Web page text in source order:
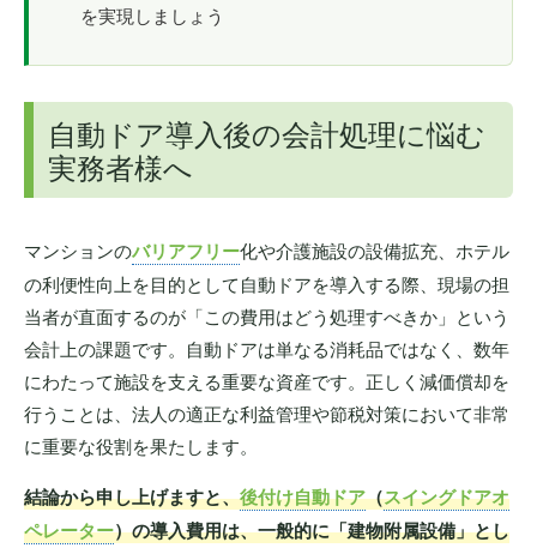
を実現しましょう
自動ドア導入後の会計処理に悩む
実務者様へ
マンションのバリアフリー化や介護施設の設備拡充、ホテル
の利便性向上を目的として自動ドアを導入する際、現場の担
当者が直面するのが「この費用はどう処理すべきか」という
会計上の課題です。自動ドアは単なる消耗品ではなく、数年
にわたって施設を支える重要な資産です。正しく減価償却を
行うことは、法人の適正な利益管理や節税対策において非常
に重要な役割を果たします。
結論から申し上げますと、後付け自動ドア（スイングドアオ
ペレーター）の導入費用は、一般的に「建物附属設備」とし